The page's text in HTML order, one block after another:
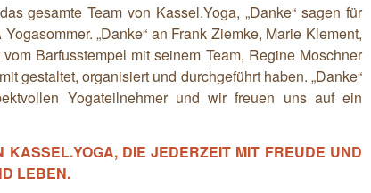
gesamte Team von Kassel.Yoga, „Danke“ sagen für
„Danke“ an Frank Ziemke, Marie Klement,
Barfusstempel mit seinem Team, Regine Moschner
gestaltet, organisiert und durchgeführt haben. „Danke“
Yogateilnehmer und wir freuen uns auf ein
DIE JEDERZEIT MIT FREUDE UND
LEBEN.